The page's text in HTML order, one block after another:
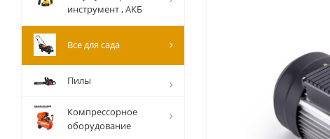
инструмент , АКБ
Все для сада
Пилы
Компрессорное
оборудование